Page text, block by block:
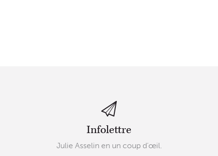
Infolettre
Julie Asselin en un coup d’œil.